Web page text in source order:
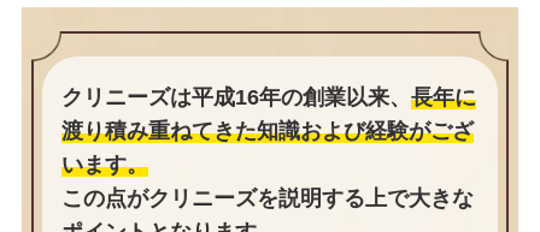
クリニーズは平成16年の創業以来、 長年に
渡り積み重ねてきた知識および経験がござ
います。
この点がクリニーズを説明する上で大きな